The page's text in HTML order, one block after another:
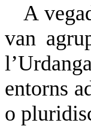
A
van
entorns
o